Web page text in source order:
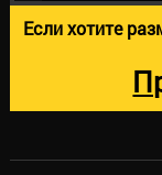
Если хотите